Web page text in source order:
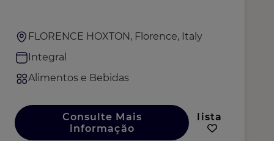
FLORENCE HOXTON, Florence, Italy
Integral
Alimentos e Bebidas
Consulte Mais
informação
lista